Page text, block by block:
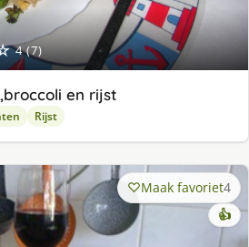
4 (7)
en rijst
Rijst
Maak favoriet4
👍